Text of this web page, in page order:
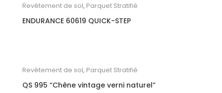
Revêtement de sol, Parquet Stratifié
ENDURANCE 60619 QUICK-STEP
Revêtement de sol, Parquet Stratifié
QS 995 “Chêne vintage verni naturel”